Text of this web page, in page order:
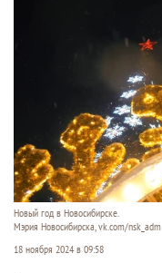
Новый год в Новосибирске.
Мэрия Новосибирска, vk.com/nsk_adm
18 ноября 2024 в 09:58